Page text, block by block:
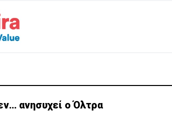
ανησυχεί ο Όλτρα